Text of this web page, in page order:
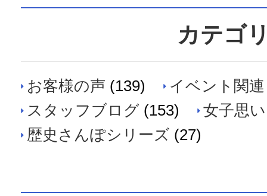
カテゴ
お客様の声 (139) イベント関連
スタッフブログ (153)
女子思
歴史さんぽシリーズ (27)